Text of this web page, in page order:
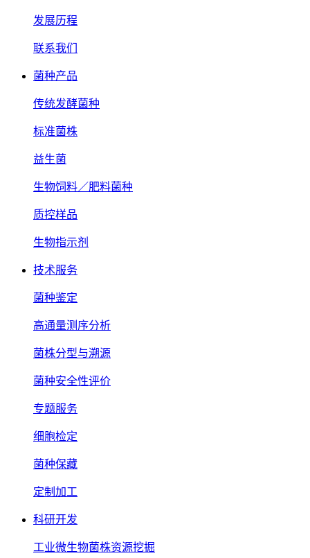
发展历程
联系我们
菌种产品
传统发酵菌种
标准菌株
益生菌
生物饲料／肥料菌种
质控样品
生物指示剂
技术服务
菌种鉴定
高通量测序分析
菌株分型与溯源
菌种安全性评价
专题服务
细胞检定
菌种保藏
定制加工
科研开发
工业微生物菌株资源挖掘